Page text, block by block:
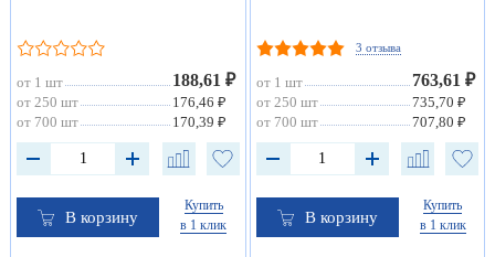
от 1 шт 188,61 ₽
от 250 шт
176,46 ₽
от 700 шт
170,39 ₽
В корзину
Купить
в 1 клик
3 отзыва
от 1 шт 763,61 ₽
от 250 шт
735,70 ₽
от 700 шт
707,80 ₽
В корзину
Купить
в 1 клик